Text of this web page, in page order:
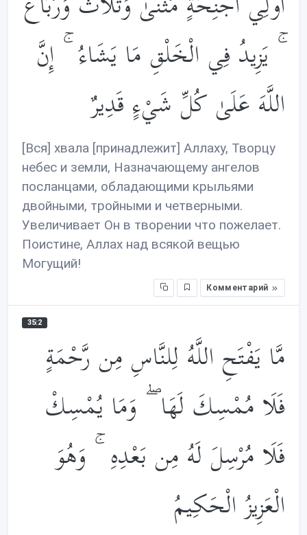
ۚ يَزِيدُ فِي الْخَلْقِ مَا يَشَاءُ ۚ إِنَّ
اللَّهَ عَلَىٰ كُلِّ شَيْءٍ قَدِيرٌ
[Вся] хвала [принадлежит] Аллаху, Творцу
небес и земли, Назначающему ангелов
посланцами, обладающими крыльями
двойными, тройными и четверными.
Увеличивает Он в творении что пожелает.
Поистине, Аллах над всякой вещью
Могущий!
Комментарий
35:2
مَّا يَفْتَحِ اللَّهُ لِلنَّاسِ مِن رَّحْمَةٍ
فَلَا مُمْسِكَ لَهَا ۖ وَمَا يُمْسِكْ
فَلَا مُرْسِلَ لَهُ مِن بَعْدِهِ ۚ وَهُوَ
الْعَزِيزُ الْحَكِيمُ